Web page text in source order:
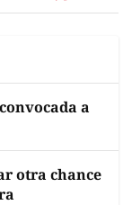
a
otra chance